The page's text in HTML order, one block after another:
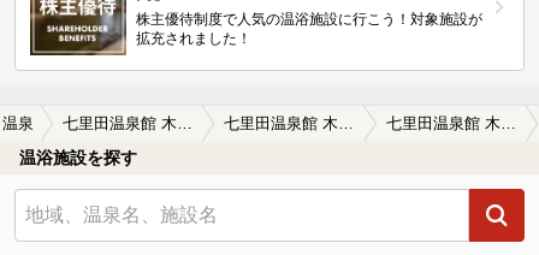
株主優待制度で人気の温浴施設に行こう！対象施設が
拡充されました！
泉 七里田温泉館 木乃葉の湯 七里田温泉館 木乃葉の湯の口コミ一覧 七里田温泉館 木乃葉の湯の口コミ 泡
温浴施設を探す